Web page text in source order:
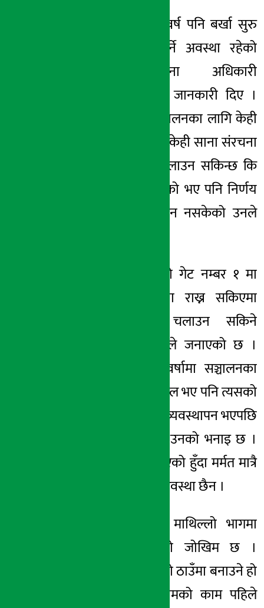
गत वर्ष जस्तै यस वर्ष पनि बर्खा सुरु
भएपछि बन्द गर्नुपर्ने अवस्था रहेको
समितिका सूचना अधिकारी
राजेन्द्रप्रसाद पन्तले जानकारी दिए ।
वर्षाको समयमा सञ्चालनका लागि केही
गर्न सकिएको छैन । केही साना संरचना
थपेर बाह्रै महिना चलाउन सकिन्छ कि
भनेर डिजाइन गरिएको भए पनि निर्णय
हुन नसकेर काम हुन नसकेको उनले
वैकल्पिक प्रणालीको गेट नम्बर १ मा
केही साना संरचना राख्न सकिएमा
वर्षायाममा पनि चलाउन सकिने
देखिएको आयोजनाले जनाएको छ ।
संरचना थप गरेर वर्षामा सञ्चालनका
लागि डिजाइन फाइनल भए पनि त्यसको
मूल्याङ्कन गरेर बजेट व्यवस्थापन भएपछि
मात्रै ठेक्का लगाइने उनको भनाइ छ ।
हेडवक्र्स पूरै क्षति भएको हुँदा मर्मत मात्रै
गरेर काम हुनसक्ने अवस्था छैन ।
आयोजनास्थलभन्दा माथिल्लो भागमा
अझै पनि पहिरोको जोखिम छ ।
हेडवक्र्स पहिले भएको ठाउँमा बनाउने हो
भने त्यसको रोकथामको काम पहिले